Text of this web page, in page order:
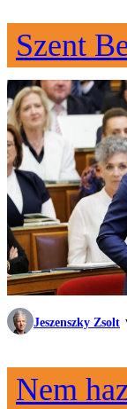
Szent
Jeszenszky Zsolt
Nem